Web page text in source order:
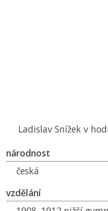
Ladislav Snížek v
národnost
česká
vzdělání